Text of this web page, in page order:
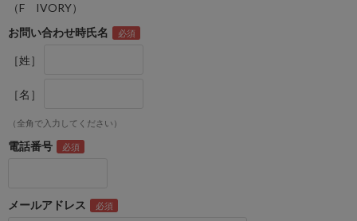
（F IVORY）
お問い合わせ時氏名
［姓］
［名］
（全角で入力してください）
電話番号
メールアドレス